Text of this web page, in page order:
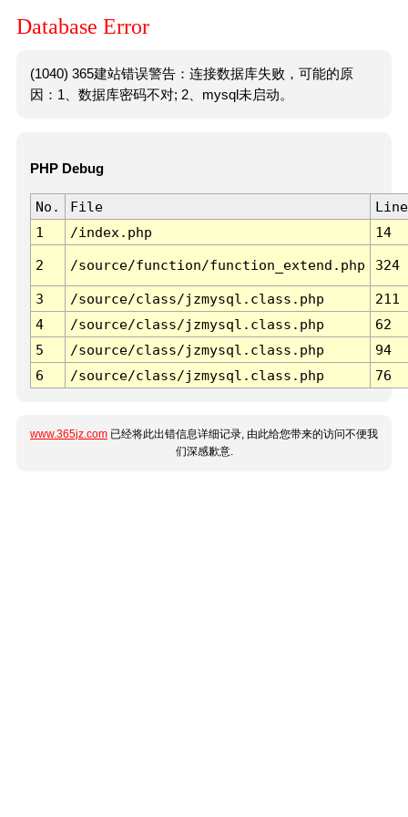
Database Error
(1040) 365建站错误警告：连接数据库失败，可能的原
因：1、数据库密码不对; 2、mysql未启动。
PHP Debug
No. File
Line
1
/index.php 14
2 /source/function/function_extend.php 324
3 /source/class/jzmysql.class.php
211
4
/source/class/jzmysql.class.php
62
5
/source/class/jzmysql.class.php
94
6
/source/class/jzmysql.class.php 76
www.365jz.com 已经将此出错信息详细记录, 由此给您带来的访问不便我
们深感歉意.